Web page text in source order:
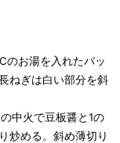
のお湯を入れたバッ
ねぎは白い部分を斜
中火で豆板醤と1の
炒める。斜め薄切り